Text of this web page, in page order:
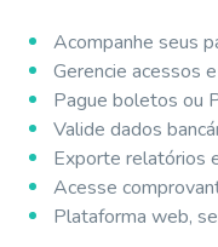
Acompanhe seus
Gerencie acessos
Pague boletos ou
Valide dados
Exporte relatórios
Acesse
Plataforma web,